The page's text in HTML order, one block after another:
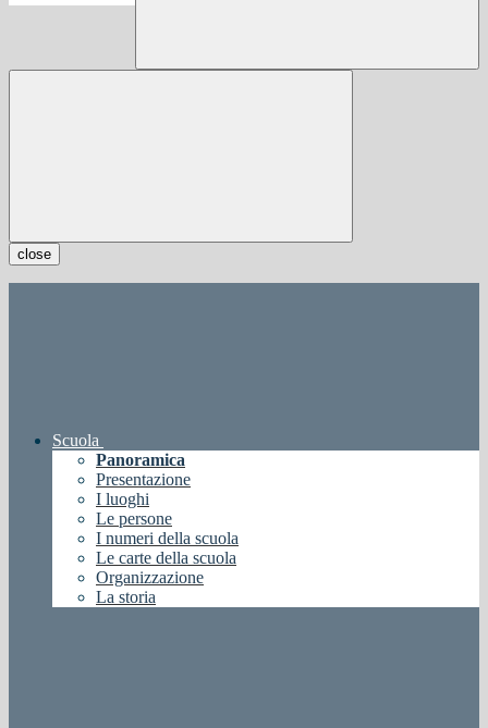
close
Scuola
Panoramica
Presentazione
I luoghi
Le persone
I numeri della scuola
Le carte della scuola
Organizzazione
La storia